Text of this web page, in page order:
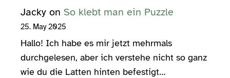
Jacky on So klebt man ein Puzzle
25. May 2025
Hallo! Ich habe es mir jetzt mehrmals
durchgelesen, aber ich verstehe nicht so ganz
wie du die Latten hinten befestigt…